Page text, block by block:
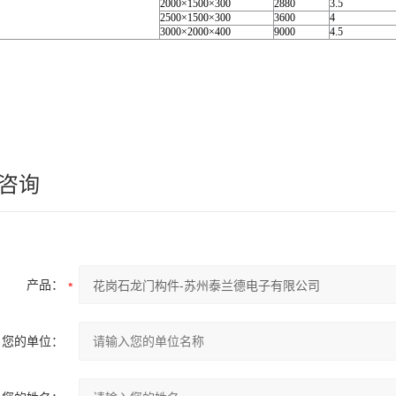
2000×1500×300
2880 3.5
2500×1500×300
3600 4
3000×2000×400
9000 4.5
询
产品：
您的单位：